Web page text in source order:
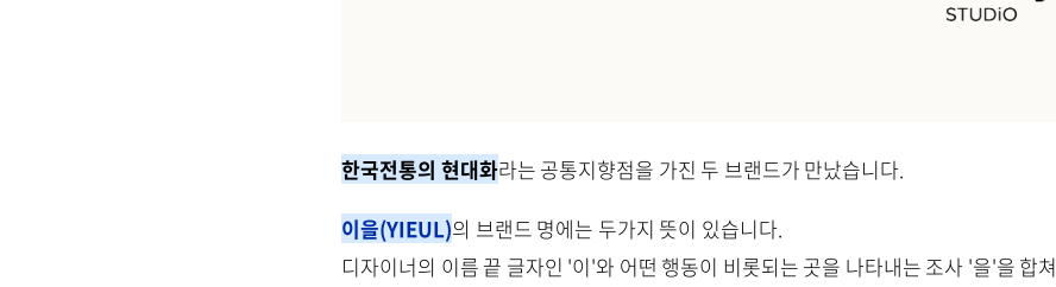
한국전통의 현대화라는 공통지향점을 가진 두 브랜드가 만났습니다.
이을(YIEUL)의 브랜드 명에는 두가지 뜻이 있습니다.
디자이너의 이름 끝 글자인 '이'와 어떤 행동이 비롯되는 곳을 나타내는 조사 '을'을 합쳐